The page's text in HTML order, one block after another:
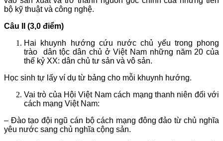
bộ kỹ thuật và công nghệ.
Câu II (3,0 điểm)
Hai khuynh hướng cứu nước chủ yếu trong phong
trào dân tộc dân chủ ở Việt Nam những năm 20 của
thế kỷ XX: dân chủ tư sản và vô sản.
Học sinh tự lấy ví dụ từ bảng cho mỗi khuynh hướng.
Vai trò của Hội Việt Nam cách mạng thanh niên đối với
cách mạng Việt Nam:
– Đào tạo đội ngũ cán bộ cách mạng đông đảo từ chủ nghĩa
yêu nước sang chủ nghĩa cộng sản.